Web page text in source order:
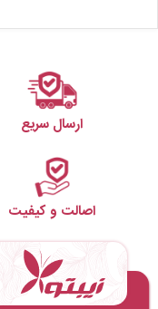
ارسال سریع
اصالت و کیفیت